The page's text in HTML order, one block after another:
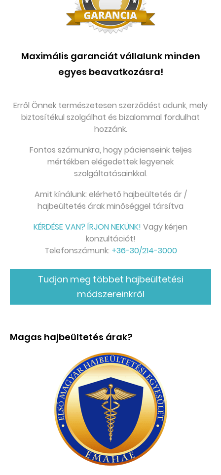
Maximális garanciát vállalunk minden
egyes beavatkozásra!
Erről Önnek természetesen szerződést adunk, mely
biztosítékul szolgálhat és bizalommal fordulhat
hozzánk.
Fontos számunkra, hogy pácienseink teljes
mértékben elégedettek legyenek
szolgáltatásainkkal.
Amit kínálunk: elérhető hajbeültetés ár /
hajbeültetés árak minőséggel társítva
KÉRDÉSE VAN? ÍRJON NEKÜNK! Vagy kérjen
konzultációt!
Telefonszámunk: +36-30/214-3000
Tudjon meg többet hajbeültetési
módszereinkről
Magas hajbeültetés árak?